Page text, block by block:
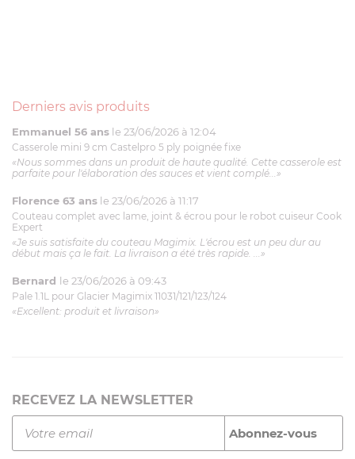
Derniers avis produits
Emmanuel 56 ans le 23/06/2026 à 12:04
Casserole mini 9 cm Castelpro 5 ply poignée fixe
«Nous sommes dans un produit de haute qualité. Cette casserole est
parfaite pour l'élaboration des sauces et vient complé...»
Florence 63 ans le 23/06/2026 à 11:17
Couteau complet avec lame, joint & écrou pour le robot cuiseur Cook
Expert
«Je suis satisfaite du couteau Magimix. L'écrou est un peu dur au
début mais ça le fait. La livraison a été très rapide. ...»
Bernard le 23/06/2026 à 09:43
Pale 1.1L pour Glacier Magimix 11031/121/123/124
«Excellent: produit et livraison»
RECEVEZ LA NEWSLETTER